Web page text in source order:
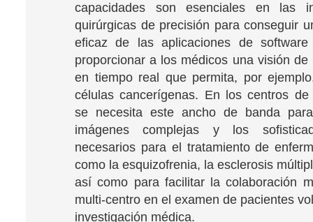
capacidades son esenciales en las
quirúrgicas de precisión para conseguir
eficaz de las aplicaciones de
proporcionar a los médicos una visión de
en tiempo real que permita, por
células cancerígenas. En los centros de
se necesita este ancho de banda
imágenes complejas y los
necesarios para el tratamiento de
como la esquizofrenia, la esclerosis
así como para facilitar la colaboración
multi-centro en el examen de pacientes
investigación médica.